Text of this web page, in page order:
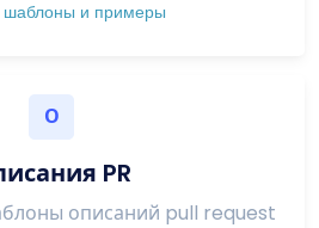
шаблоны и примеры
О
PR
описаний pull request